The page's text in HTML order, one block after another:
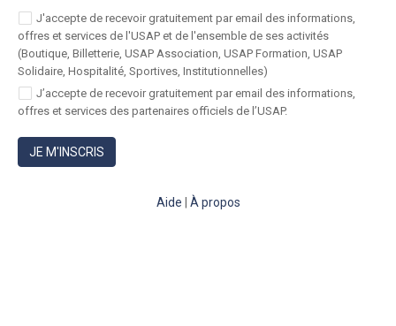
J'accepte de recevoir gratuitement par email des informations,
offres et services de l'USAP et de l'ensemble de ses activités
(Boutique, Billetterie, USAP Association, USAP Formation, USAP
Solidaire, Hospitalité, Sportives, Institutionnelles)
J’accepte de recevoir gratuitement par email des informations,
offres et services des partenaires officiels de l’USAP.
JE M'INSCRIS
Aide À propos